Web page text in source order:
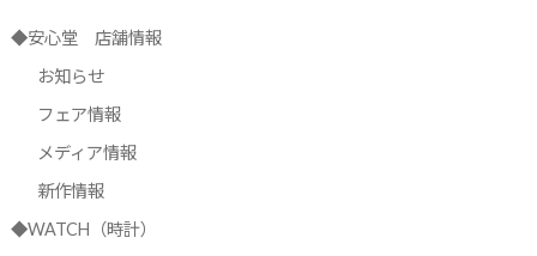
◆安心堂 店舗情報
お知らせ
フェア情報
メディア情報
新作情報
◆WATCH（時計）